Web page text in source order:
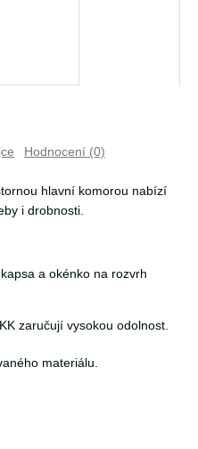
Hodnocení (0)
hlavní komorou nabízí
i drobnosti.
a okénko na rozvrh
zaručují vysokou odolnost.
materiálu.